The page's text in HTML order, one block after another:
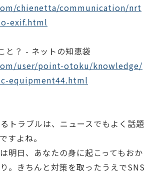
chienetta/communication/nrt
exif.html
と？ - ネットの知恵袋
user/point-otoku/knowledge/
equipment44.html
トラブルは、ニュースでもよく話題
すよね。
明日、あなたの身に起こってもおか
。きちんと対策を取ったうえでSNS